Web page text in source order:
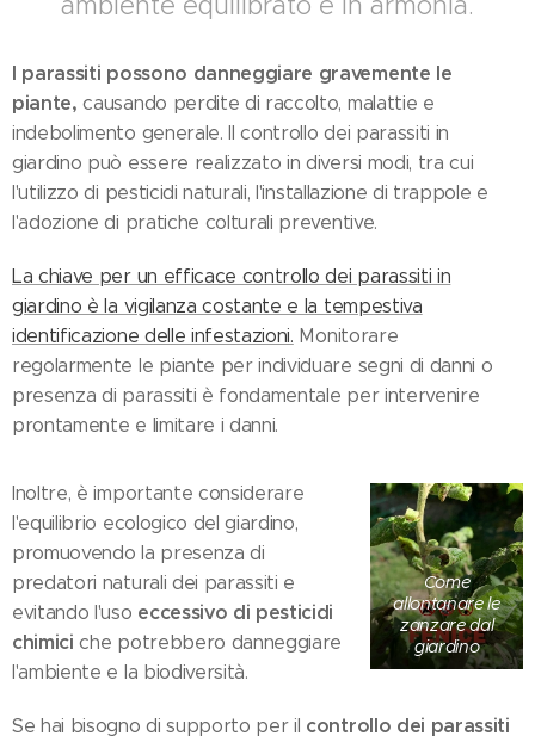
I parassiti possono danneggiare gravemente le
piante, causando perdite di raccolto, malattie e
indebolimento generale. Il controllo dei parassiti in
giardino può essere realizzato in diversi modi, tra cui
l'utilizzo di pesticidi naturali, l'installazione di trappole e
l'adozione di pratiche colturali preventive.
La chiave per un efficace controllo dei parassiti in
giardino è la vigilanza costante e la tempestiva
identificazione delle infestazioni. Monitorare
regolarmente le piante per individuare segni di danni o
presenza di parassiti è fondamentale per intervenire
prontamente e limitare i danni.
Come
allontanare le
zanzare dal
giardino
Inoltre, è importante considerare
l'equilibrio ecologico del giardino,
promuovendo la presenza di
predatori naturali dei parassiti e
evitando l'uso eccessivo di pesticidi
chimiciche potrebbero danneggiare
l'ambiente e la biodiversità.
Se hai bisogno di supporto per il controllo dei parassiti